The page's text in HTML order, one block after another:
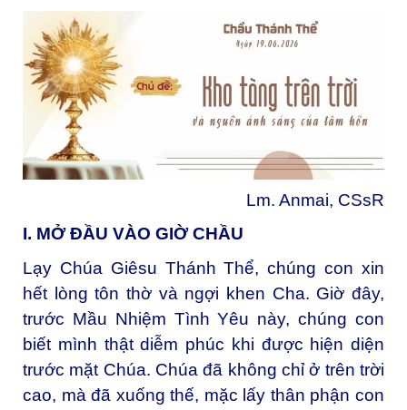
Lm. Anmai, CSsR
I. MỞ ĐẦU VÀO GIỜ CHẦU
Lạy Chúa Giêsu Thánh Thể, chúng con xin
hết lòng tôn thờ và ngợi khen Cha. Giờ đây,
trước Mầu Nhiệm Tình Yêu này, chúng con
biết mình thật diễm phúc khi được hiện diện
trước mặt Chúa. Chúa đã không chỉ ở trên trời
cao, mà đã xuống thế, mặc lấy thân phận con